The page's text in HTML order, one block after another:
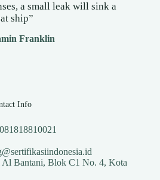
a small leak will sink a
ship”
Franklin
Info
081818810021
Bantani, Blok C1 No. 4, Kota